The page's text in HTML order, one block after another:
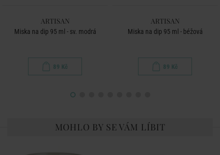
ARTISAN
Miska na dip 95 ml - sv. modrá
89 Kč
ARTISAN
Miska na dip 95 ml - béžová
89 Kč
MOHLO BY SE VÁM LÍBIT